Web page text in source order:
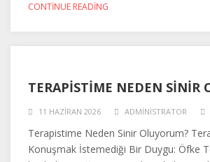
CONTINUE READING
TERAPISTIME NEDEN SINIR
11 HAZIRAN 2026 ADMINISTRATOR
Terapistime Neden Sinir Oluyorum?
Konuşmak İstemediği Bir Duygu: Öfke